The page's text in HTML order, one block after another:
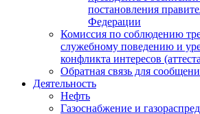
постановления
Федерации
Комиссия по соблюдению
служебному поведению и
конфликта интересов
Обратная связь для
Деятельность
Нефть
Газоснабжение и